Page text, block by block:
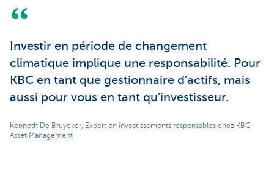
Investir en période de changement
climatique implique une responsabilité. Pour
KBC en tant que gestionnaire d'actifs, mais
aussi pour vous en tant qu'investisseur.
Kenneth De Bruycker, Expert en investissements responsables chez KBC
Asset Management